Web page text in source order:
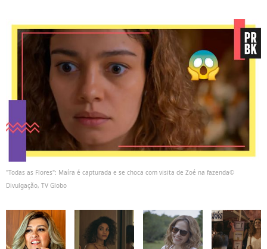
"Todas as Flores": Maíra é capturada e se choca com visita de Zoé na fazenda©
Divulgação, TV Globo